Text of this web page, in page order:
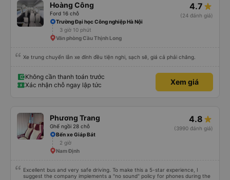
Hoàng Công
Ford 16 chỗ
4.7
(24 đánh giá)
Trường Đại học Công nghiệp Hà Nội
3 giờ 10 phút
Văn phòng Cầu Thịnh Long
Xe trung chuyển lẫn xe đính đều tiện nghi, sạch sẽ, giá cả phải chăng.
Không cần thanh toán trước
Xác nhận chỗ ngay lập tức
Xem giá
Phương Trang
Ghế ngồi 28 chỗ
4.8
(3990 đánh giá)
Bến xe Giáp Bát
2 giờ
Nam Định
Excellent bus and very safe driving. To make this a 5-star experience, I
suggest the company implements a "no sound" policy for phones during the